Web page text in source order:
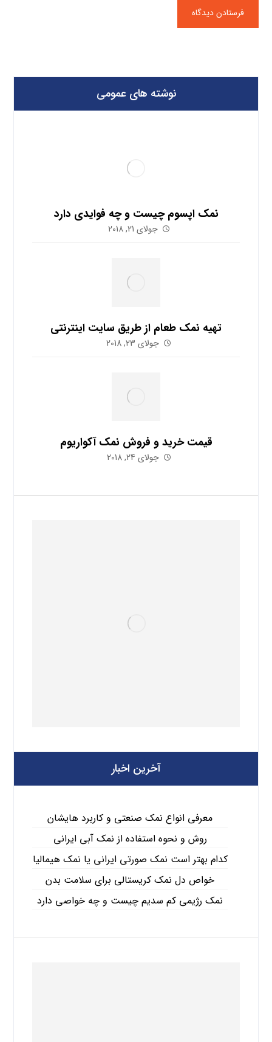
نوشته های عمومی
نمک اپسوم چیست و چه فوایدی دارد
جولای 21, 2018
تهیه نمک طعام از طریق سایت اینترنتی
جولای 23, 2018
قیمت خرید و فروش نمک آکواریوم
جولای 24, 2018
آخرین اخبار
معرفی انواع نمک صنعتی و کاربرد هایشان
روش و نحوه استفاده از نمک آبی ایرانی
کدام بهتر است نمک صورتی ایرانی یا نمک هیمالیا
خواص دل نمک کریستالی برای سلامت بدن
نمک رژیمی کم سدیم چیست و چه خواصی دارد